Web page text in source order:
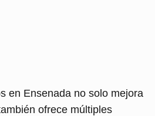
en Ensenada no solo mejora
ofrece múltiples